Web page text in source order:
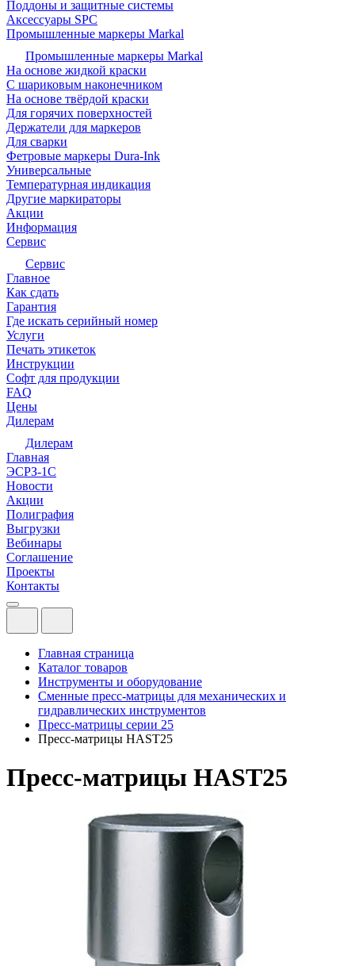
Поддоны и защитные системы
Аксессуары SPC
Промышленные маркеры Markal
Промышленные маркеры Markal
На основе жидкой краски
С шариковым наконечником
На основе твёрдой краски
Для горячих поверхностей
Держатели для маркеров
Для сварки
Фетровые маркеры Dura-Ink
Универсальные
Температурная индикация
Другие маркираторы
Акции
Информация
Сервис
Сервис
Главное
Как сдать
Гарантия
Где искать серийный номер
Услуги
Печать этикеток
Инструкции
Софт для продукции
FAQ
Цены
Дилерам
Дилерам
Главная
ЭСРЗ-1С
Новости
Акции
Полиграфия
Выгрузки
Вебинары
Соглашение
Проекты
Контакты
Главная страница
Каталог товаров
Инструменты и оборудование
Сменные пресс-матрицы для механических и
гидравлических инструментов
Пресс-матрицы серии 25
Пресс-матрицы HAST25
Пресс-матрицы HAST25